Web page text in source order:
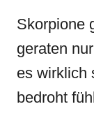
Skorpione
geraten
es wirklich
bedroht